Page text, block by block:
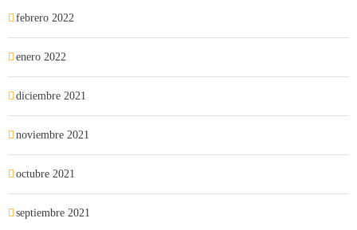
febrero 2022
enero 2022
diciembre 2021
noviembre 2021
octubre 2021
septiembre 2021